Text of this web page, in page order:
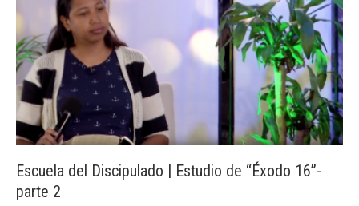
Escuela del Discipulado | Estudio de “Éxodo 16”-
parte 2